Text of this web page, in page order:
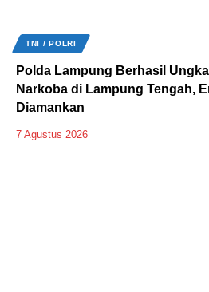
TNI / POLRI
Polda Lampung Berhasil
Narkoba di Lampung Tengah,
Diamankan
7 Agustus 2026